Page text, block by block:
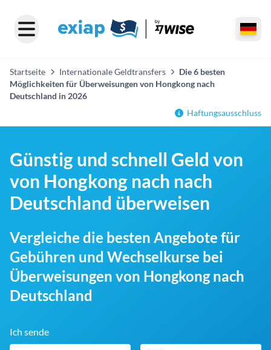
Startseite Internationale Geldtransfers
Die 6 besten
Möglichkeiten für Überweisungen von Hongkong nach
Deutschland in 2026
Haftungsausschluss
Günstig und schnell Geld von
von Hongkong nach nach
Deutschland überweisen
Vergleiche die besten Angebote für
Gebühren und Wechselkurse bei
Überweisungen von Hongkong nach
Deutschland
Ich sende